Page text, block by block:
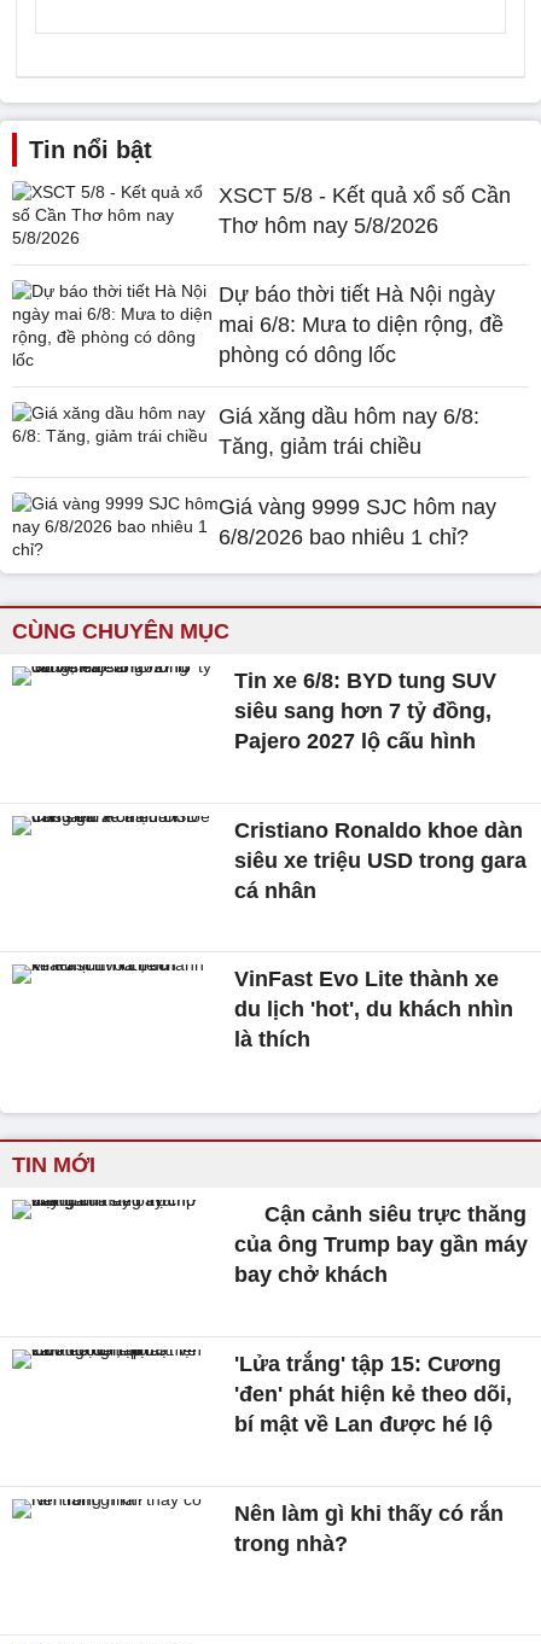
Tin nổi bật
XSCT 5/8 - Kết quả xổ số Cần
Thơ hôm nay 5/8/2026
Dự báo thời tiết Hà Nội ngày
mai 6/8: Mưa to diện rộng, đề
phòng có dông lốc
Giá xăng dầu hôm nay 6/8:
Tăng, giảm trái chiều
Giá vàng 9999 SJC hôm nay
6/8/2026 bao nhiêu 1 chỉ?
CÙNG CHUYÊN MỤC
Tin xe 6/8: BYD tung SUV
siêu sang hơn 7 tỷ đồng,
Pajero 2027 lộ cấu hình
Cristiano Ronaldo khoe dàn
siêu xe triệu USD trong gara
cá nhân
VinFast Evo Lite thành xe
du lịch 'hot', du khách nhìn
là thích
TIN MỚI
Cận cảnh siêu trực thăng
của ông Trump bay gần máy
bay chở khách
'Lửa trắng' tập 15: Cương
'đen' phát hiện kẻ theo dõi,
bí mật về Lan được hé lộ
Nên làm gì khi thấy có rắn
trong nhà?